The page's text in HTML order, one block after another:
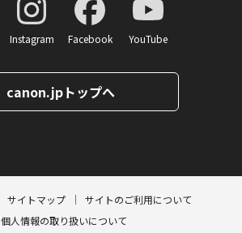
Instagram Facebook YouTube
canon.jpトップへ
サイトマップ
サイトのご利用について
個人情報の取り扱いについて